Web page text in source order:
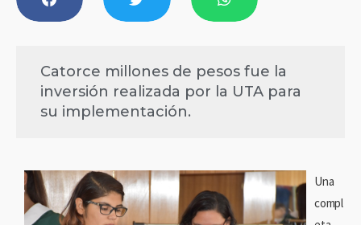
Catorce millones de pesos fue la
inversión realizada por la UTA para
su implementación.
Una
compl